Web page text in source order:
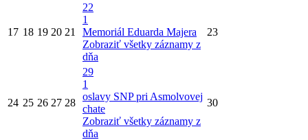
17 18 19 20 21
22
1
Memoriál Eduarda Majera
Zobraziť všetky záznamy z
dňa
23
24 25 26 27 28
29
1
oslavy SNP pri Asmolvovej
chate
Zobraziť všetky záznamy z
dňa
30